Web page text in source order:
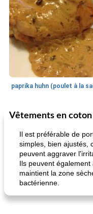
25
Petit déjeuner et brunch
Vêtements en coton
Il est préférable de
simples, bien ajustés,
peuvent aggraver
Ils peuvent
maintient la zone
bactérienne.